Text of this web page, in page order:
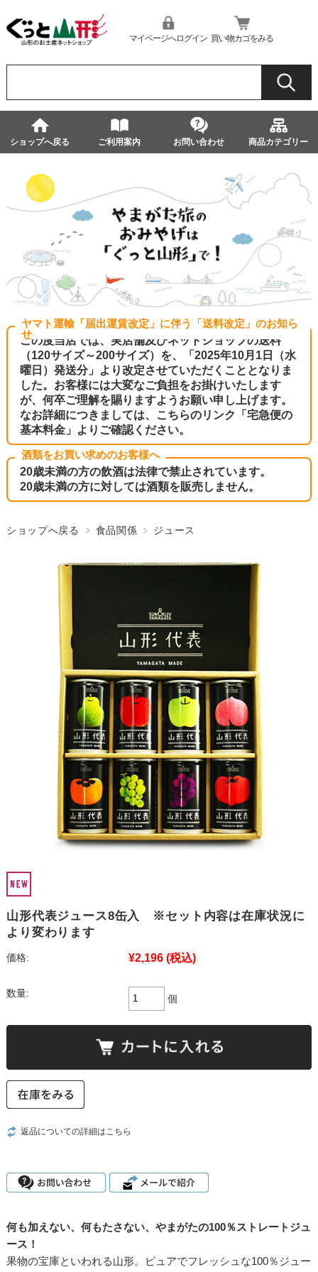
マイページへログイン 買い物カゴをみる
ショップへ戻る ご利用案内 お問い合わせ 商品カテゴリー
ヤマト運輸「届出運賃改定」に伴う「送料改定」のお知ら
せ
この度当店では、実店舗及びネットショップの送料
（120サイズ～200サイズ）を、「2025年10月1日（水
曜日）発送分」より改定させていただくこととなりま
した。お客様には大変なご負担をお掛けいたします
が、何卒ご理解を賜りますようお願い申し上げます。
なお詳細につきましては、こちらのリンク
「宅急便の
基本料金」
よりご確認ください。
酒類をお買い求めのお客様へ
20歳未満の方の飲酒は法律で禁止されています。
20歳未満の方に対しては酒類を販売しません。
ショップへ戻る 食品関係 ジュース
山形代表ジュース8缶入 ※セット内容は在庫状況に
より変わります
価格: ¥2,196 (税込)
数量: 個
返品についての詳細はこちら
何も加えない、何もたさない、やまがたの100％ストレートジュ
ース！
果物の宝庫といわれる山形。ピュアでフレッシュな100％ジュー